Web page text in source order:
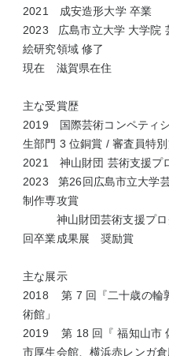
2021 成安造形大学 卒業
2023 広島市立大学 大学院
絵研究領域 修了
​現在 滋賀県在住
主な受賞歴
2019 国際芸術コンペティ
生部門 3 位銅賞 / 審査員特
2021 神山財団 芸術支援
2023 第26回広島市立大学
制作専攻賞
神山財団芸術支援プロ
回卒業成果展 奨励賞
主な展示
2018 第 7 回『二十歳の輪
術館」
2019 第 18 回『 福知山市
市厚生会館、横浜赤レンガ倉